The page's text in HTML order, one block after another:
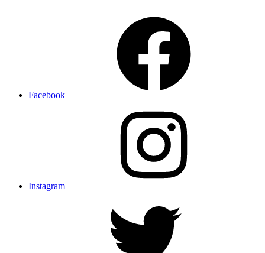
Facebook
Instagram